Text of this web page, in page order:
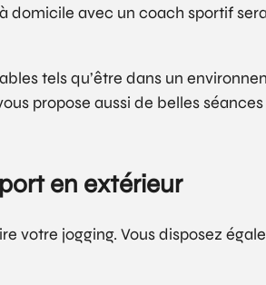
avec un coach sportif
tels qu’être dans un
propose aussi de belles
en extérieur
jogging. Vous disposez